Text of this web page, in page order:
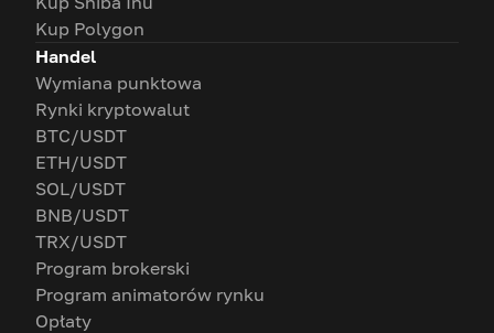
Kup Polygon
Handel
Wymiana punktowa
Rynki kryptowalut
BTC/USDT
ETH/USDT
SOL/USDT
BNB/USDT
TRX/USDT
Program brokerski
Program animatorów rynku
Opłaty